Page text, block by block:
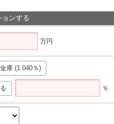
ンする
万円
庫 (1.040％)
％